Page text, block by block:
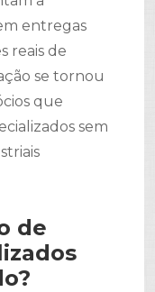
entregas
reais de
se tornou
que
sem
de